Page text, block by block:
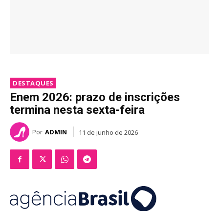
DESTAQUES
Enem 2026: prazo de inscrições
termina nesta sexta-feira
Por ADMIN 11 de junho de 2026